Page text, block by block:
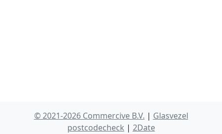
© 2021-2026 Commercive B.V. | Glasvezel
postcodecheck | 2Date